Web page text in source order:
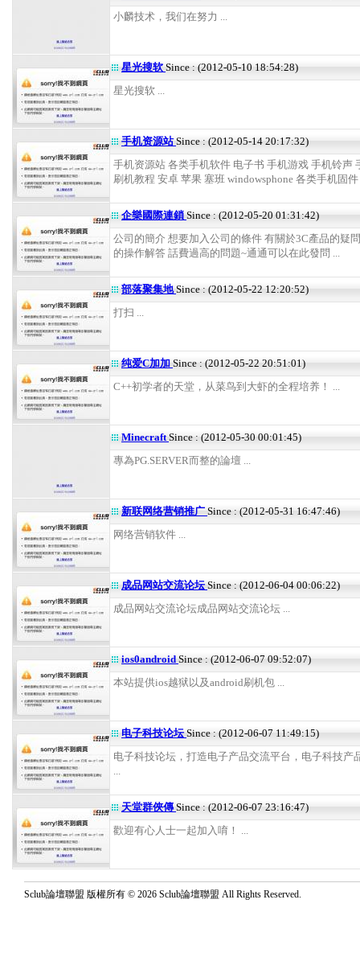
小麟技术，我们在努力 ...
星光搜软 Since : (2012-05-10 18:54:28)
星光搜软 ...
手机资源站Since : (2012-05-14 20:17:32)
手机资源站 各类手机软件 电子书 手机游戏 手机铃声
刷机教程 安卓 苹果 塞班 windowsphone 各类手机固件
企樂國際連鎖 Since : (2012-05-20 01:31:42)
公司的簡介 想要加入公司的條件 有關於3C產品的疑
的操作解答 話費過高的問題~通通可以在此發問 ...
部落聚集地Since : (2012-05-22 12:20:52)
打扫 ...
纯爱C加加 Since : (2012-05-22 20:51:01)
C++初学者的天堂，从菜鸟到大虾的全程培养！ ...
MinecraftSince : (2012-05-30 00:01:45)
專為PG.SERVER而整的論壇 ...
新联网络营销推广 Since : (2012-05-31 16:47:46)
网络营销软件 ...
成品网站交流论坛Since : (2012-06-04 00:06:22)
成品网站交流论坛成品网站交流论坛 ...
ios0androidSince : (2012-06-07 09:52:07)
本站提供ios越狱以及android刷机包 ...
电子科技论坛Since : (2012-06-07 11:49:15)
电子科技论坛，打造电子产品交流平台，电子科技产
...
天堂群俠傳Since : (2012-06-07 23:16:47)
歡迎有心人士一起加入唷！ ...
Sclub論壇聯盟 版權所有 © 2026 Sclub論壇聯盟 All Rights Reserved.